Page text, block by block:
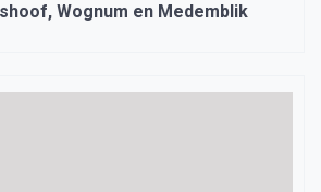
Wognum en Medemblik